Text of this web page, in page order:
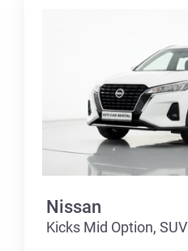
Nissan
Kicks Mid Option, SUV